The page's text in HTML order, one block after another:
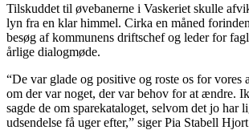
Tilskuddet til øvebanerne i Vaskeriet skulle
lyn fra en klar himmel. Cirka en måned
besøg af kommunens driftschef og leder for
årlige dialogmøde.
“De var glade og positive og roste os for vores
om der var noget, der var behov for at ændre.
sagde de om sparekataloget, selvom det jo har
udsendelse få uger efter,” siger Pia Stabell